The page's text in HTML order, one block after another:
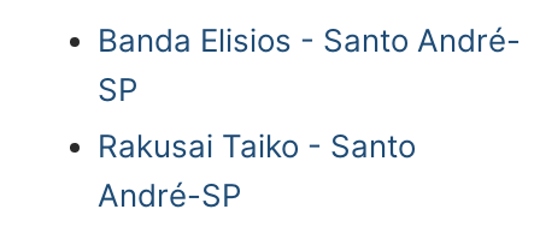
Banda Elisios - Santo André-
SP
Rakusai Taiko - Santo
André-SP